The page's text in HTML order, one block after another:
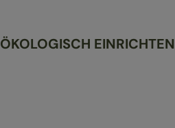
ÖKOLOGISCH EINRICHTEN